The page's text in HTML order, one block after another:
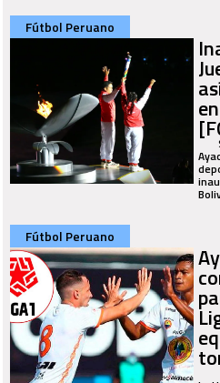
Fútbol Peruano
Fútbol Peruano